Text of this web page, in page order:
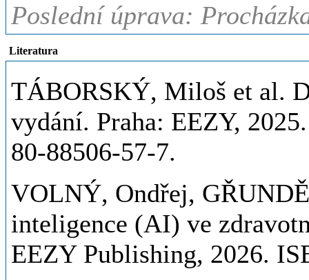
Poslední úprava:
Literatura
TÁBORSKÝ, Miloš et al.
vydání. Praha: EEZY,
80-88506-57-7.
VOLNÝ, Ondřej,
inteligence (AI) ve
EEZY Publishing, 2026.